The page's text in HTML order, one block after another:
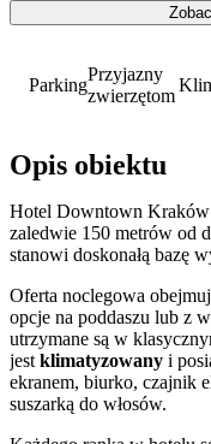
Parking
Przyjazny
zwierzętom
Opis obiektu
Hotel Downtown Kraków
zaledwie 150 metrów od
stanowi doskonałą bazę
Oferta noclegowa
opcje na poddaszu lub z
utrzymane są w
jestklimatyzowany i
ekranem, biurko, czajnik
suszarką do włosów.